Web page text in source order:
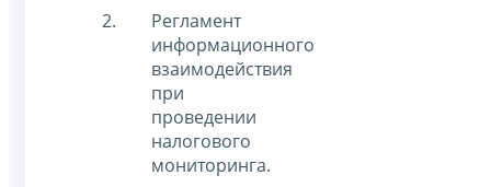
Регламент
информационного
взаимодействия
при
проведении
налогового
мониторинга.